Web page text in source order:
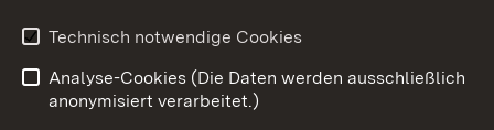
Youtube
Technisch notwendige Cookies
Analyse-Cookies (Die Daten werden ausschließlich
anonymisiert verarbeitet.)